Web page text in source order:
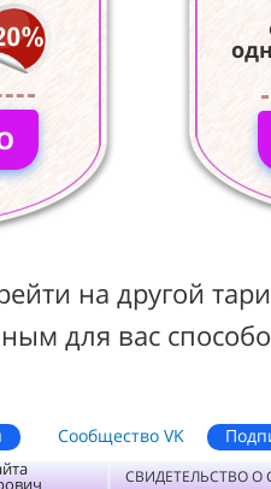
на другой
для вас
Сообщество VK
СВИДЕТЕЛЬСТВО